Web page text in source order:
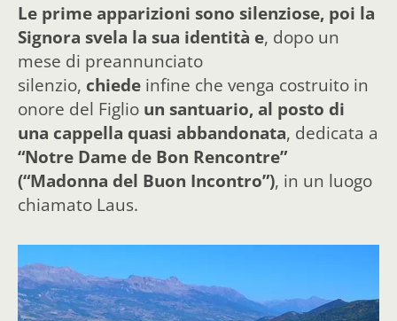
Le prime apparizioni sono silenziose, poi la
Signora svela la sua identità e, dopo un
mese di preannunciato
silenzio, chiede infine che venga costruito in
onore del Figlio un santuario, al posto di
una cappella quasi abbandonata, dedicata a
“Notre Dame de Bon Rencontre”
(“Madonna del Buon Incontro”), in un luogo
chiamato Laus.